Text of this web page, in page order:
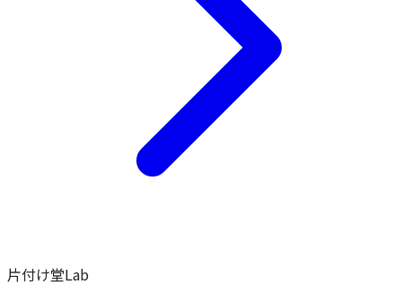
片付け堂Lab